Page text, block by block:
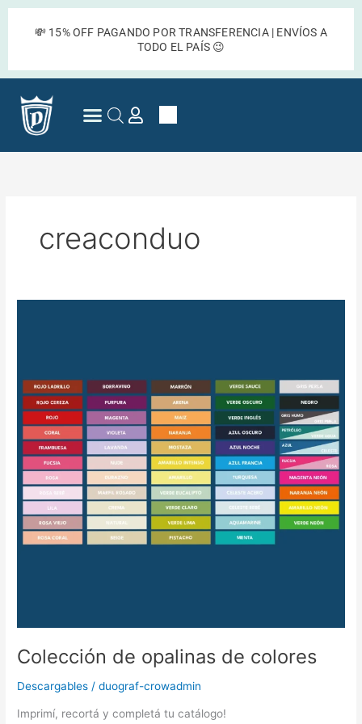
💸 15% OFF PAGANDO POR TRANSFERENCIA | ENVÍOS A
TODO EL PAÍS 😉
Cart
creaconduo
Colección de opalinas de colores
Descargables /duograf-crowadmin
Imprimí, recortá y completá tu catálogo!
colores